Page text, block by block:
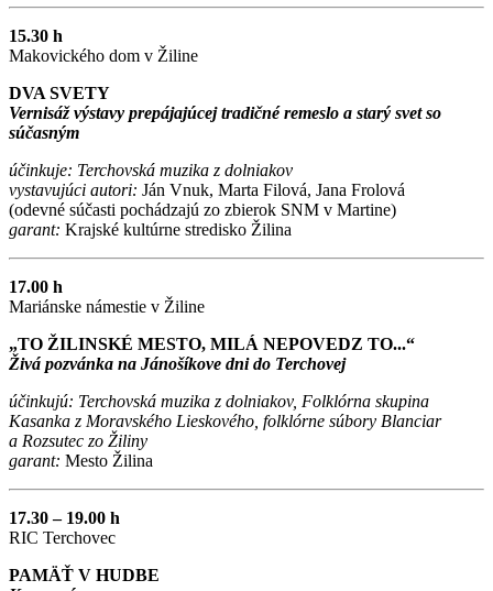
15.30 h
Makovického dom v Žiline
DVA SVETY
Vernisáž výstavy prepájajúcej tradičné remeslo a starý svet so
súčasným
účinkuje: Terchovská muzika z dolniakov
vystavujúci autori: Ján Vnuk, Marta Filová, Jana Frolová
(odevné súčasti pochádzajú zo zbierok SNM v Martine)
garant: Krajské kultúrne stredisko Žilina
17.00 h
Mariánske námestie v Žiline
„TO ŽILINSKÉ MESTO, MILÁ NEPOVEDZ TO...“
Živá pozvánka na Jánošíkove dni do Terchovej
účinkujú: Terchovská muzika z dolniakov, Folklórna skupina
Kasanka z Moravského Lieskového, folklórne súbory Blanciar
a Rozsutec zo Žiliny
garant: Mesto Žilina
17.30 – 19.00 h
RIC Terchovec
PAMÄŤ V HUDBE